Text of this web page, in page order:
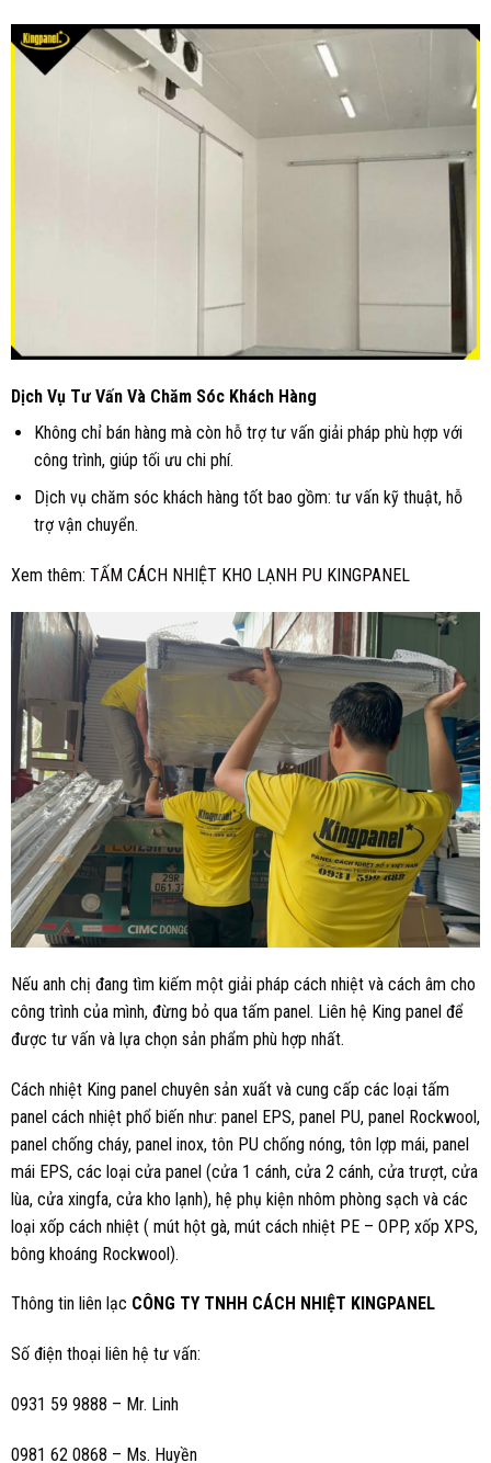
Dịch Vụ Tư Vấn Và Chăm Sóc Khách Hàng
Không chỉ bán hàng mà còn hỗ trợ tư vấn giải pháp phù hợp với
công trình, giúp tối ưu chi phí.
Dịch vụ chăm sóc khách hàng tốt bao gồm: tư vấn kỹ thuật, hỗ
trợ vận chuyển.
Xem thêm: TẤM CÁCH NHIỆT KHO LẠNH PU KINGPANEL
Nếu anh chị đang tìm kiếm một giải pháp cách nhiệt và cách âm cho
công trình của mình, đừng bỏ qua tấm panel. Liên hệ King panel để
được tư vấn và lựa chọn sản phẩm phù hợp nhất.
Cách nhiệt King panel chuyên sản xuất và cung cấp các loại tấm
panel cách nhiệt phổ biến như: panel EPS, panel PU, panel Rockwool,
panel chống cháy, panel inox, tôn PU chống nóng, tôn lợp mái, panel
mái EPS, các loại cửa panel (cửa 1 cánh, cửa 2 cánh, cửa trượt, cửa
lùa, cửa xingfa, cửa kho lạnh), hệ phụ kiện nhôm phòng sạch và các
loại xốp cách nhiệt ( mút hột gà, mút cách nhiệt PE – OPP, xốp XPS,
bông khoáng Rockwool).
Thông tin liên lạc CÔNG TY TNHH CÁCH NHIỆT KINGPANEL
Số điện thoại liên hệ tư vấn:
0931 59 9888 – Mr. Linh
0981 62 0868 – Ms. Huyền